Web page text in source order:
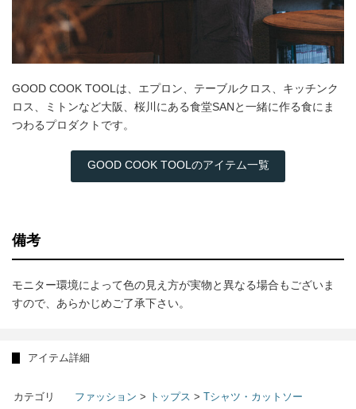
GOOD COOK TOOLは、エプロン、テーブルクロス、キッチンク
ロス、ミトンなど大阪、桜川にある食堂SANと一緒に作る食にま
つわるプロダクトです。
GOOD COOK TOOLのアイテム一覧
備考
モニター環境によって色の見え方が実物と異なる場合もございま
すので、あらかじめご了承下さい。
アイテム詳細
カテゴリ ファッション > トップス > Tシャツ・カットソー